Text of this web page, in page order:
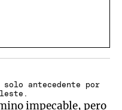
antecedente por
impecable, pero